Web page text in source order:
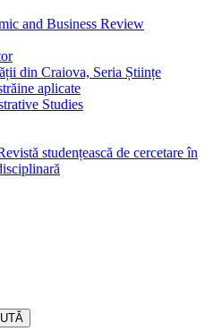
and Business Review
din Craiova, Seria Științe
aplicate
Studies
studențească de cercetare în